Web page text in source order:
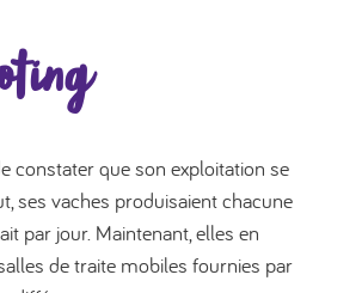
constater que son exploitation se
ses vaches produisaient chacune
par jour. Maintenant, elles en
de traite mobiles fournies par